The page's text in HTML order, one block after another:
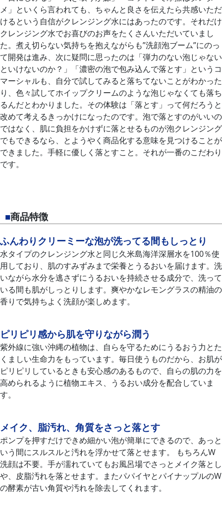
メ」といくら言われても、ちゃんと良さを伝えたら共感いただ
けるという自信がクレンジング水にはあったのです。それだけ
クレンジング水でお喜びのお声をたくさんいただいていまし
た。煮え切らない気持ちを抱えながらも”洗顔泡ブーム”にのっ
て開発は進み、次に疑問に思ったのは「弾力のない泡じゃない
といけないのか？」「濃密の泡で包み込んで落とす」というコ
マーシャルも、自分で試してみると落ちてないことがわかった
り、色々試してホイップクリームのような泡じゃなくても落ち
るんだとわかりました。その体験は「落とす」って何だろうと
改めて考えるきっかけになったのです。泡で落とすのがいいの
ではなく、肌に負担をかけずに落とせるものが泡クレンジング
でもできるなら、とようやく商品化する意味を見つけることが
できました。手軽に優しく落とすこと。それが一番のこだわり
です。
■商品特徴
ふんわりクリーミーな泡が洗ってる間もしっとり
水タイプのクレンジング水と同じ久米島海洋深層水を100％使
用しており、肌のすみずみまで栄養とうるおいを届けます。洗
いながら水分を逃さずにうるおいを持続させる成分で、洗って
いる間も肌がしっとりします。爽やかなレモングラスの精油の
香りで気持ちよく洗顔が楽しめます。
ピリピリ感から肌を守りながら潤う
紫外線に強い沖縄の植物は、自らを守るためにうるおう力とた
くましい生命力をもっています。毎日使うものだから、お肌が
ピリピリしているときも安心感のあるもので、自らの肌の力を
高められるように植物エキス、うるおい成分を配合していま
す。
メイク、脂汚れ、角質をさっと落とす
ポンプを押すだけできめ細かい泡が簡単にできるので、あっと
いう間にスルスルと汚れを浮かせて落とせます。 もちろんW
洗顔は不要。手が濡れていてもお風呂場でさっとメイク落とし
や、皮脂汚れを落とせます。またパパイヤとパイナップルのW
の酵素が古い角質や汚れを除去してくれます。